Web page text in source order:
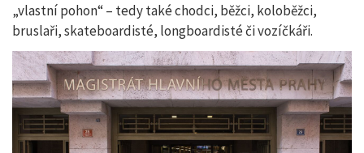
„vlastní pohon“ – tedy také chodci, běžci, koloběžci,
bruslaři, skateboardisté, longboardisté či vozíčkáři.